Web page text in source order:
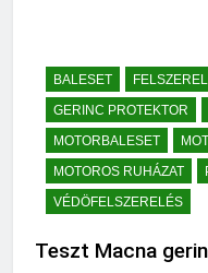
BALESET
GERINC PROTEKTOR
MOTORBALESET
MOTOROS RUHÁZAT
VÉDÖFELSZERELÉS
Teszt Macna